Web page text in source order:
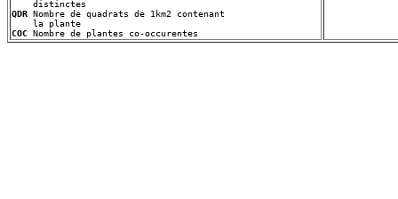
QDR Nombre de quadrats de 1km2 contenant
COC Nombre de plantes co-occurentes